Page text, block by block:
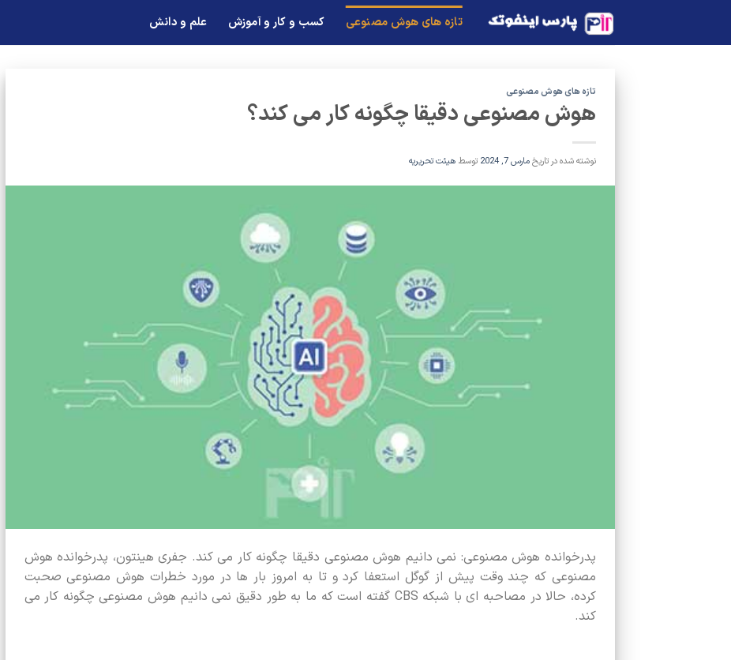
content
تازه های هوش مصنوعی کسب و کار و آموزش علم و دانش
تازه های هوش مصنوعی
هوش مصنوعی دقیقا چگونه کار می‌ کند؟
نوشته شده در تاریخمارس 7, 2024 توسط هیئت تحریریه
پدرخوانده هوش مصنوعی: نمی‌ دانیم هوش مصنوعی دقیقا چگونه کار می‌ کند. جفری هینتون، پدرخوانده هوش
مصنوعی که چند وقت پیش از گوگل استعفا کرد و تا به امروز بار ها در مورد خطرات هوش مصنوعی صحبت
کرده، حالا در مصاحبه‌ ای با شبکه CBS گفته است که ما به‌ طور دقیق نمی‌ دانیم هوش مصنوعی چگونه کار می‌
کند.